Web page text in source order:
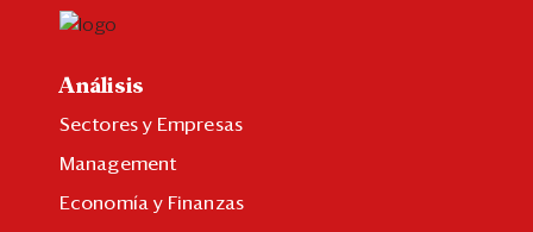
Análisis
Sectores y Empresas
Management
Economía y Finanzas